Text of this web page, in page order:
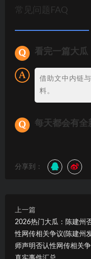
常见问题FAQ
看完一篇大瓜
借助文中内链
料。
每天都会有全
分享到：
上一篇
2026热门大瓜：陈建州
性网传相关争议(陈建州
师声明否认性网传相关